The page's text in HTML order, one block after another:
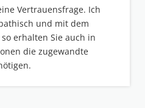
Vertrauensfrage. Ich
und mit dem
erhalten Sie auch in
die zugewandte